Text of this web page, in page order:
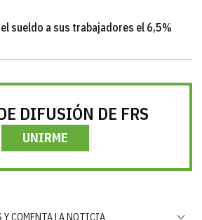
sueldo a sus trabajadores el 6,5%
DIFUSIÓN DE FRS
UNIRME
Y COMENTA LA NOTICIA